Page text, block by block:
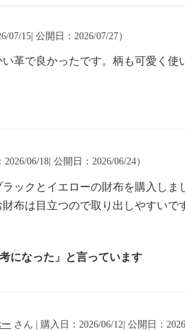
07/15| 公開日：2026/07/27）
革で良かったです。柄も可愛く使
06/18| 公開日：2026/06/24）
ックとイエローの財布を購入しま
布は目立つので取り出しやすいで
になった」と言っています
さん | 購入日：2026/06/12| 公開日：